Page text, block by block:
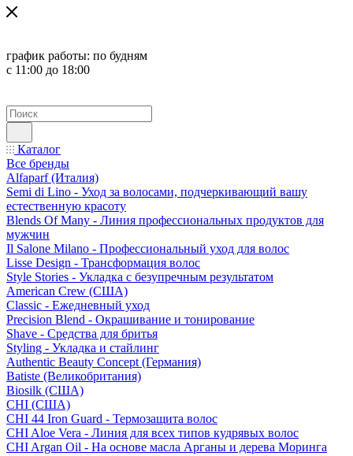
график работы: по будням
с 11:00 до 18:00
Каталог
Все бренды
Alfaparf (Италия)
Semi di Lino - Уход за волосами, подчеркивающий вашу
естественную красоту
Blends Of Many - Линия профессиональных продуктов для
мужчин
Il Salone Milano - Профессиональный уход для волос
Lisse Design - Трансформация волос
Style Stories - Укладка с безупречным результатом
American Crew (США)
Classic - Ежедневный уход
Precision Blend - Окрашивание и тонирование
Shave - Средства для бритья
Styling - Укладка и стайлинг
Authentic Beauty Concept (Германия)
Batiste (Великобритания)
Biosilk (США)
CHI (США)
CHI 44 Iron Guard - Термозащита волос
CHI Aloe Vera - Линия для всех типов кудрявых волос
CHI Argan Oil - На основе масла Арганы и дерева Моринга